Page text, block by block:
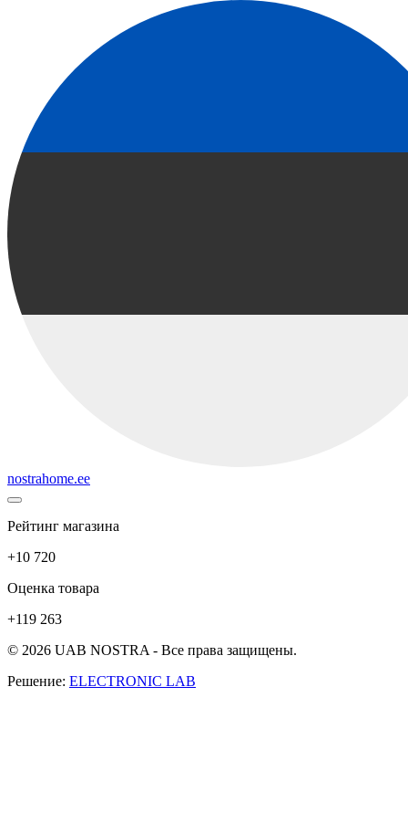
nostrahome.ee
Рейтинг магазина
+10 720
Оценка товара
+119 263
© 2026 UAB NOSTRA - Все права защищены.
Решение: ELECTRONIC LAB